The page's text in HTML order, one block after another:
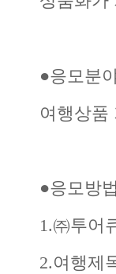
●응모분
여행상품
●응모방법
1.㈜투어
2.여행제